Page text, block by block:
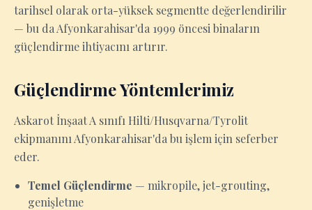
tarihsel olarak orta-yüksek segmentte değerlendirilir
— bu da Afyonkarahisar'da 1999 öncesi binaların
güçlendirme ihtiyacını artırır.
Güçlendirme Yöntemlerimiz
Askarot İnşaat A sınıfı Hilti/Husqvarna/Tyrolit
ekipmanını Afyonkarahisar'da bu işlem için seferber
eder.
Temel Güçlendirme — mikropile, jet-grouting,
genişletme